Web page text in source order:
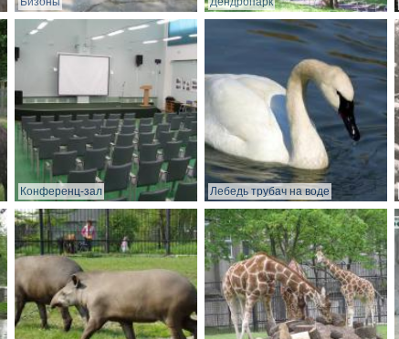
Конференц-зал Лебедь трубач на воде